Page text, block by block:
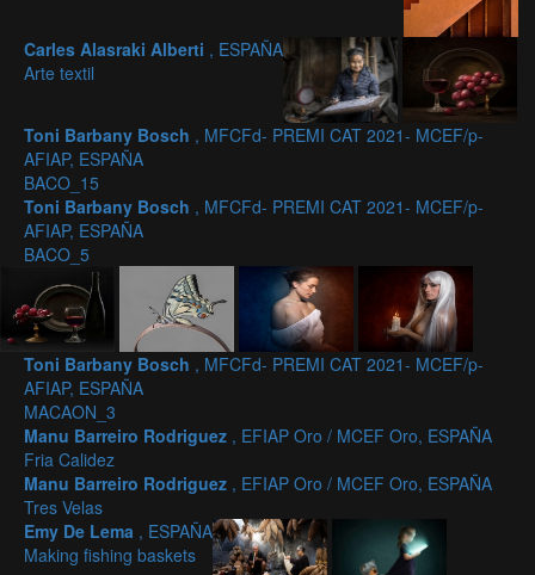
Carles Alasraki Alberti , ESPAÑA
Arte textil
Toni Barbany Bosch , MFCFd- PREMI CAT 2021- MCEF/p-
AFIAP, ESPAÑA
BACO_15
Toni Barbany Bosch , MFCFd- PREMI CAT 2021- MCEF/p-
AFIAP, ESPAÑA
BACO_5
Toni Barbany Bosch , MFCFd- PREMI CAT 2021- MCEF/p-
AFIAP, ESPAÑA
MACAON_3
Manu Barreiro Rodriguez , EFIAP Oro / MCEF Oro, ESPAÑA
Fria Calidez
Manu Barreiro Rodriguez , EFIAP Oro / MCEF Oro, ESPAÑA
Tres Velas
Emy De Lema , ESPAÑA
Making fishing baskets